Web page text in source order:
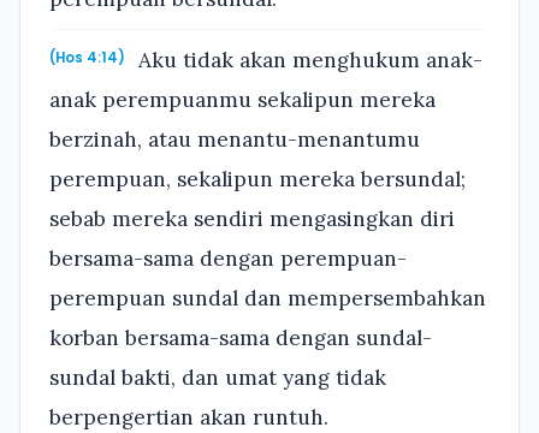
(Hos 4:14)
Aku tidak akan menghukum anak-
anak perempuanmu sekalipun mereka
berzinah, atau menantu-menantumu
perempuan, sekalipun mereka bersundal;
sebab mereka sendiri mengasingkan diri
bersama-sama dengan perempuan-
perempuan sundal dan mempersembahkan
korban bersama-sama dengan sundal-
sundal bakti, dan umat yang tidak
berpengertian akan runtuh.